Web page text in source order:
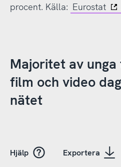
procent. Källa: Eurostat
Majoritet av
film och video
nätet
Hjälp Exportera